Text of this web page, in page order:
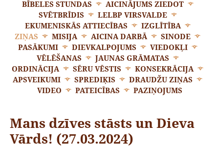
BĪBELES STUNDAS
AICINĀJUMS ZIEDOT
SVĒTBRĪDIS
LELBP VIRSVALDE
EKUMENISKĀS ATTIECĪBAS
IZGLĪTĪBA
ZIŅAS
MISIJA AICINA DARBĀ
SINODE
PASĀKUMI
DIEVKALPOJUMS
VIEDOKĻI
VĒLĒŠANAS
JAUNAS GRĀMATAS
ORDINĀCIJA
SĒRU VĒSTIS
KONSEKRĀCIJA
APSVEIKUMI
SPREDIĶIS
DRAUDŽU ZIŅAS
VIDEO
PATEICĪBAS PAZIŅOJUMS
Mans dzīves stāsts un Dieva
Vārds! (27.03.2024)